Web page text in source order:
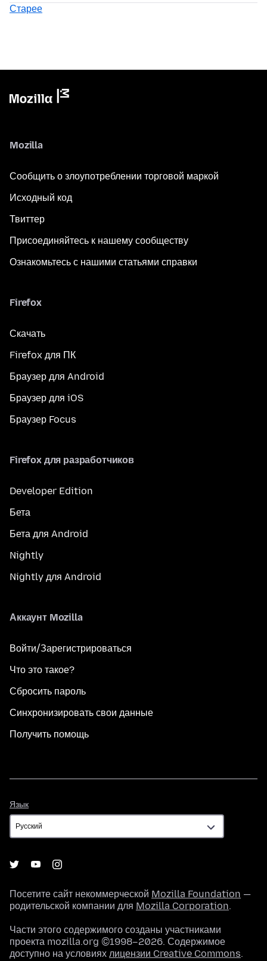
Старее
Mozilla
Сообщить о злоупотреблении торговой маркой
Исходный код
Твиттер
Присоединяйтесь к нашему сообществу
Ознакомьтесь с нашими статьями справки
Firefox
Скачать
Firefox для ПК
Браузер для Android
Браузер для iOS
Браузер Focus
Firefox для разработчиков
Developer Edition
Бета
Бета для Android
Nightly
Nightly для Android
Аккаунт Mozilla
Войти/Зарегистрироваться
Что это такое?
Сбросить пароль
Синхронизировать свои данные
Получить помощь
Язык
Посетите сайт некоммерческой Mozilla Foundation —
родительской компании для Mozilla Corporation.
Части этого содержимого созданы участниками
проекта mozilla.org ©1998–2026. Содержимое
доступно на условиях лицензии Creative Commons.